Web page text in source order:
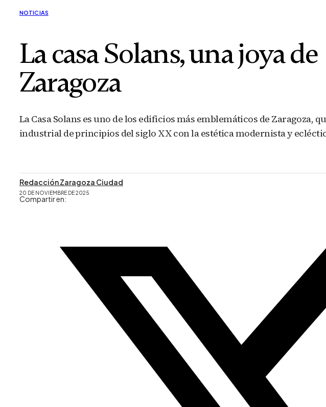
NOTICIAS
La casa Solans, una joya de
Zaragoza
La Casa Solans es uno de los edificios más emblemáticos de Zaragoza,
industrial de principios del siglo XX con la estética modernista y
Redacción Zaragoza Ciudad
20 DE NOVIEMBRE DE 2025
Compartir en: